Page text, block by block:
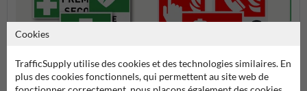
Cookies
TrafficSupply utilise des cookies et des technologies similaires. En
plus des cookies fonctionnels, qui permettent au site web de